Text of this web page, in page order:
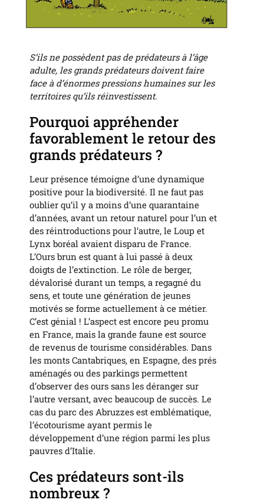
S’ils ne possèdent pas de prédateurs à l’âge
adulte, les grands prédateurs doivent faire
face à d’énormes pressions humaines sur les
territoires qu’ils réinvestissent.
Pourquoi appréhender
favorablement le retour des
grands prédateurs ?
Leur présence témoigne d’une dynamique
positive pour la biodiversité. Il ne faut pas
oublier qu’il y a moins d’une quarantaine
d’années, avant un retour naturel pour l’un et
des réintroductions pour l’autre, le Loup et
Lynx boréal avaient disparu de France.
L’Ours brun est quant à lui passé à deux
doigts de l’extinction. Le rôle de berger,
dévalorisé durant un temps, a regagné du
sens, et toute une génération de jeunes
motivés se forme actuellement à ce métier.
C’est génial ! L’aspect est encore peu promu
en France, mais la grande faune est source
de revenus de tourisme considérables. Dans
les monts Cantabriques, en Espagne, des prés
aménagés ou des parkings permettent
d’observer des ours sans les déranger sur
l’autre versant, avec beaucoup de succès. Le
cas du parc des Abruzzes est emblématique,
l’écotourisme ayant permis le
développement d’une région parmi les plus
pauvres d’Italie.
Ces prédateurs sont-ils
nombreux ?